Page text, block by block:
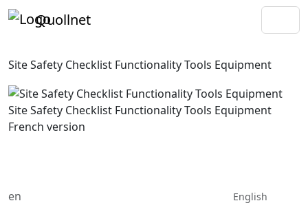
Quollnet
Site Safety Checklist Functionality Tools Equipment
Site Safety Checklist Functionality Tools Equipment
French version
en English